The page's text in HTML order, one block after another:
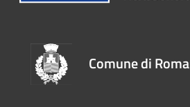
Comune di